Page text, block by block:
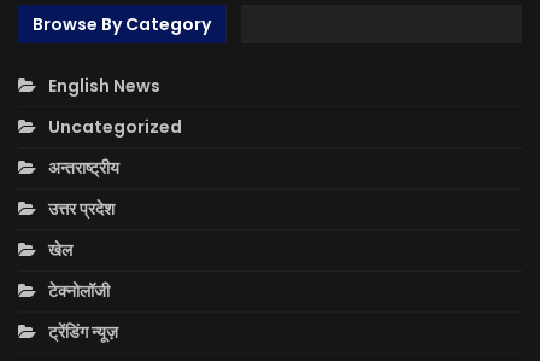
Browse By Category
English News
Uncategorized
अन्तराष्ट्रीय
उत्तर प्रदेश
खेल
टेक्नोलॉजी
ट्रेंडिंग न्यूज़